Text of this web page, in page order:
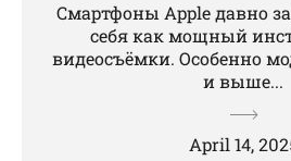
Смартфоны Apple давно
себя как мощный
видеосъёмки. Особенно
и выше...
April 14,